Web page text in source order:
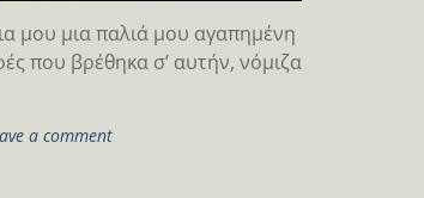
μου μια παλιά μου αγαπημένη
που βρέθηκα σ’ αυτήν, νόμιζα
a comment